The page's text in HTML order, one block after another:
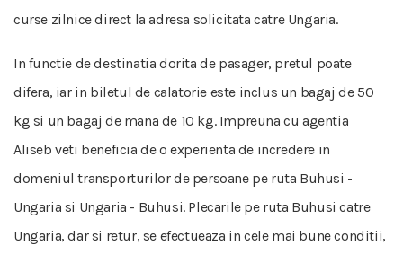
curse zilnice direct la adresa solicitata catre Ungaria.
In functie de destinatia dorita de pasager, pretul poate
difera, iar in biletul de calatorie este inclus un bagaj de 50
kg si un bagaj de mana de 10 kg. Impreuna cu agentia
Aliseb veti beneficia de o experienta de incredere in
domeniul transporturilor de persoane pe ruta Buhusi -
Ungaria si Ungaria - Buhusi. Plecarile pe ruta Buhusi catre
Ungaria, dar si retur, se efectueaza in cele mai bune conditii,